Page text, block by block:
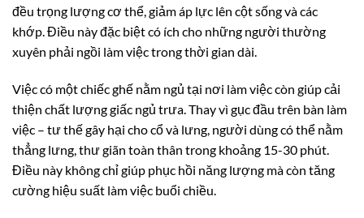
đều trọng lượng cơ thể, giảm áp lực lên cột sống và các
khớp. Điều này đặc biệt có ích cho những người thường
xuyên phải ngồi làm việc trong thời gian dài.
Việc có một chiếc ghế nằm ngủ tại nơi làm việc còn giúp cải
thiện chất lượng giấc ngủ trưa. Thay vì gục đầu trên bàn làm
việc – tư thế gây hại cho cổ và lưng, người dùng có thể nằm
thẳng lưng, thư giãn toàn thân trong khoảng 15-30 phút.
Điều này không chỉ giúp phục hồi năng lượng mà còn tăng
cường hiệu suất làm việc buổi chiều.